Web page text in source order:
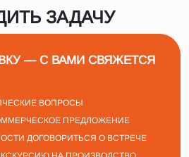
ЗАДАЧУ
— С ВАМИ СВЯЖЕТСЯ
ВОПРОСЫ
ПРЕДЛОЖЕНИЕ
ДОГОВОРИТЬСЯ О ВСТРЕЧЕ